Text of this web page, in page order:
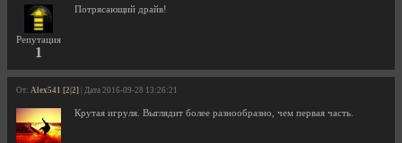
Репутация
1
Потрясающий драйв!
От: Alex541 [2|2] | Дата 2016-09-28 13:26:21
Крутая игруля. Выглядит более разнообразно, чем первая часть.